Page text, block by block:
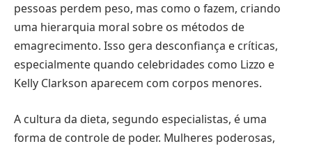
pessoas perdem peso, mas como o fazem, criando
uma hierarquia moral sobre os métodos de
emagrecimento. Isso gera desconfiança e críticas,
especialmente quando celebridades como Lizzo e
Kelly Clarkson aparecem com corpos menores.
A cultura da dieta, segundo especialistas, é uma
forma de controle de poder. Mulheres poderosas,